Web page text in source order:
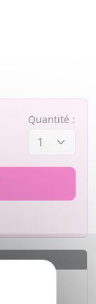
Quantité :